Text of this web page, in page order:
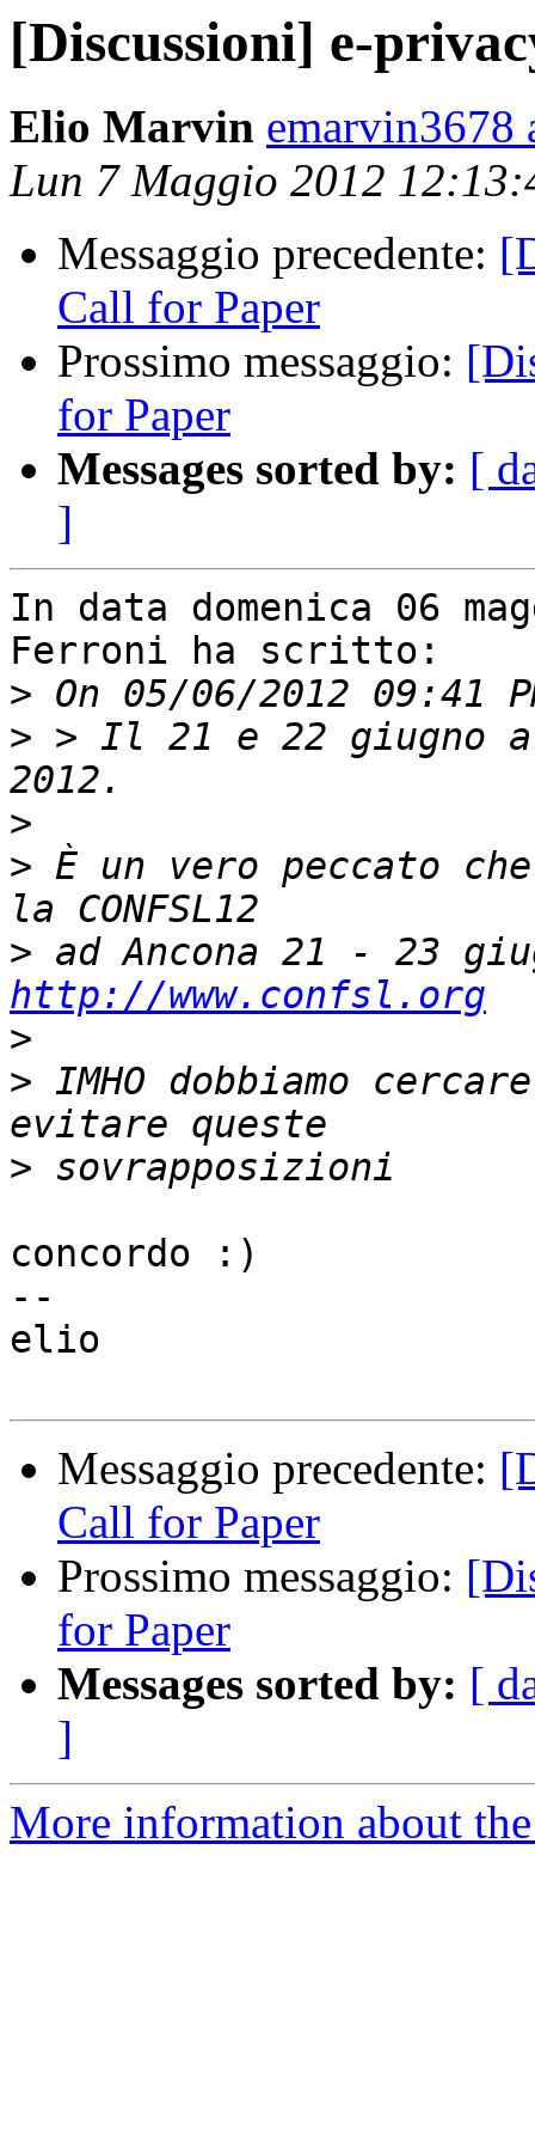
[Discussioni] e-
Elio Marvin emarvin3678
Lun 7 Maggio 2012
Messaggio precedente:
Call for Paper
Prossimo messaggio:
for Paper
Messages sorted by: [
]
In data domenica 06
Ferroni ha scritto:
>
> > Il 21 e 22 giugno
>
> È un vero peccato
>
http://www.confsl.org
>
> IMHO dobbiamo
>
concordo :)
--
elio
Messaggio precedente:
Call for Paper
Prossimo messaggio:
for Paper
Messages sorted by: [
]
More information about